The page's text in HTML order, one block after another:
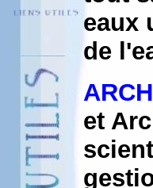
eaux
de
et